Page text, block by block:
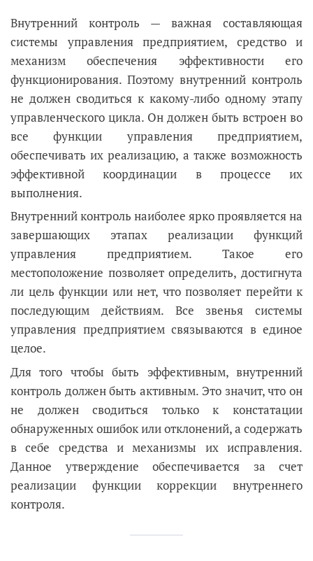
Внутренний контроль — важная составляющая
системы управления предприятием, средство и
механизм обеспечения эффективности его
функционирования. Поэтому внутренний контроль
не должен сводиться к какому-либо одному этапу
управленческого цикла. Он должен быть встроен во
все функции управления предприятием,
обеспечивать их реализацию, а также возможность
эффективной координации в процессе их
выполнения.
Внутренний контроль наиболее ярко проявляется на
завершающих этапах реализации функций
управления предприятием. Такое его
местоположение позволяет определить, достигнута
ли цель функции или нет, что позволяет перейти к
последующим действиям. Все звенья системы
управления предприятием связываются в единое
целое.
Для того чтобы быть эффективным, внутренний
контроль должен быть активным. Это значит, что он
не должен сводиться только к констатации
обнаруженных ошибок или отклонений, а содержать
в себе средства и механизмы их исправления.
Данное утверждение обеспечивается за счет
реализации функции коррекции внутреннего
контроля.